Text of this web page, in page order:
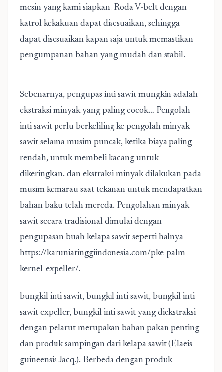
mesin yang kami siapkan. Roda V-belt dengan
katrol kekakuan dapat disesuaikan, sehingga
dapat disesuaikan kapan saja untuk memastikan
pengumpanan bahan yang mudah dan stabil.
Sebenarnya, pengupas inti sawit mungkin adalah
ekstraksi minyak yang paling cocok… Pengolah
inti sawit perlu berkeliling ke pengolah minyak
sawit selama musim puncak, ketika biaya paling
rendah, untuk membeli kacang untuk
dikeringkan. dan ekstraksi minyak dilakukan pada
musim kemarau saat tekanan untuk mendapatkan
bahan baku telah mereda. Pengolahan minyak
sawit secara tradisional dimulai dengan
pengupasan buah kelapa sawit seperti halnya
https://karuniatinggiindonesia.com/pke-palm-
kernel-expeller/.
bungkil inti sawit, bungkil inti sawit, bungkil inti
sawit expeller, bungkil inti sawit yang diekstraksi
dengan pelarut merupakan bahan pakan penting
dan produk sampingan dari kelapa sawit (Elaeis
guineensis Jacq.). Berbeda dengan produk